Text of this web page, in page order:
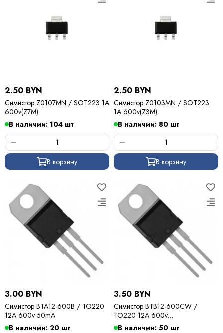
2.50 BYN
Симистор Z0107MN / SOT223 1A
600v(Z7M)
В наличии: 104 шт
В корзину
2.50 BYN
Симистор Z0103MN / SOT223
1A 600v(Z3M)
В наличии: 80 шт
В корзину
3.00 BYN
Симистор BTA12-600B / TO220
12A 600v 50mA
В наличии: 20 шт
3.50 BYN
Симистор BTB12-600CW /
TO220 12A 600v
35mA(бесснаберный)
В наличии: 50 шт